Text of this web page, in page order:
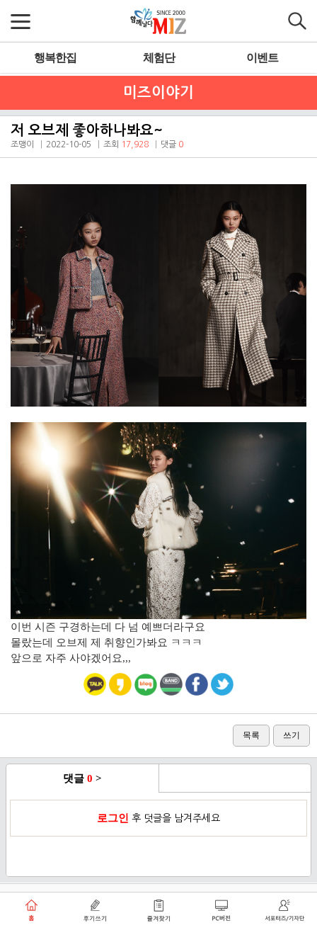
행복한집 체험단 이벤트
미즈이야기
저 오브제 좋아하나봐요~
조맹이 2022-10-05 조회 17,928 댓글 0
이번 시즌 구경하는데 다 넘 예쁘더라구요
몰랐는데 오브제 제 취향인가봐요 ㅋㅋㅋ
앞으로 자주 사야겠어요,,,
목록 쓰기
댓글 0 >
로그인 후 덧글을 남겨주세요
개인정보취급방침 로그인
쑥쑥플래닛 주식회사 대표이사 : 천선아